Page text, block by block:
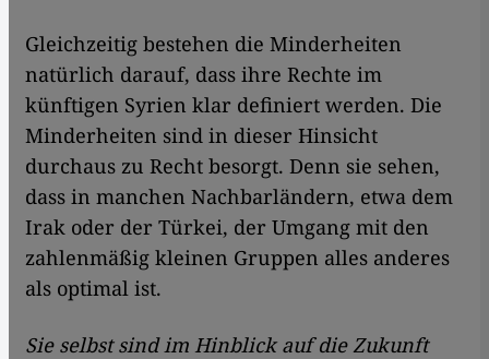
​​Gleichzeitig bestehen die Minderheiten
natürlich darauf, dass ihre Rechte im
künftigen Syrien klar definiert werden. Die
Minderheiten sind in dieser Hinsicht
durchaus zu Recht besorgt. Denn sie sehen,
dass in manchen Nachbarländern, etwa dem
Irak oder der Türkei, der Umgang mit den
zahlenmäßig kleinen Gruppen alles anderes
als optimal ist.
Sie selbst sind im Hinblick auf die Zukunft